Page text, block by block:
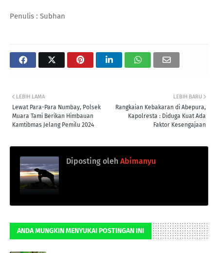
Penulis : Subhan
LEBIH BARU
Rangkaian Kebakaran di Abepura,
Kapolresta : Diduga Kuat Ada
Faktor Kesengajaan
LEBIH LAMA
Lewat Para-Para Numbay, Polsek
Muara Tami Berikan Himbauan
Kamtibmas Jelang Pemilu 2024
Diposting oleh Abimanyu
ANDA MUNGKIN MENYUKAI POSTINGAN INI